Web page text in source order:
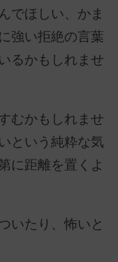
でほしい、かま
強い拒絶の言葉
るかもしれませ
むかもしれませ
という純粋な気
に距離を置くよ
いたり、怖いと